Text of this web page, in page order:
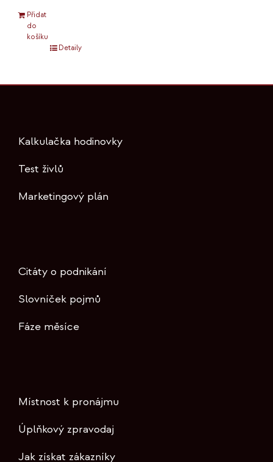
Přidat
do
košíku
Detaily
Kalkulačka hodinovky
Test živlů
Marketingový plán
Citáty o podnikání
Slovníček pojmů
Fáze měsíce
Místnost k pronájmu
Úplňkový zpravodaj
Jak získat zákazníky